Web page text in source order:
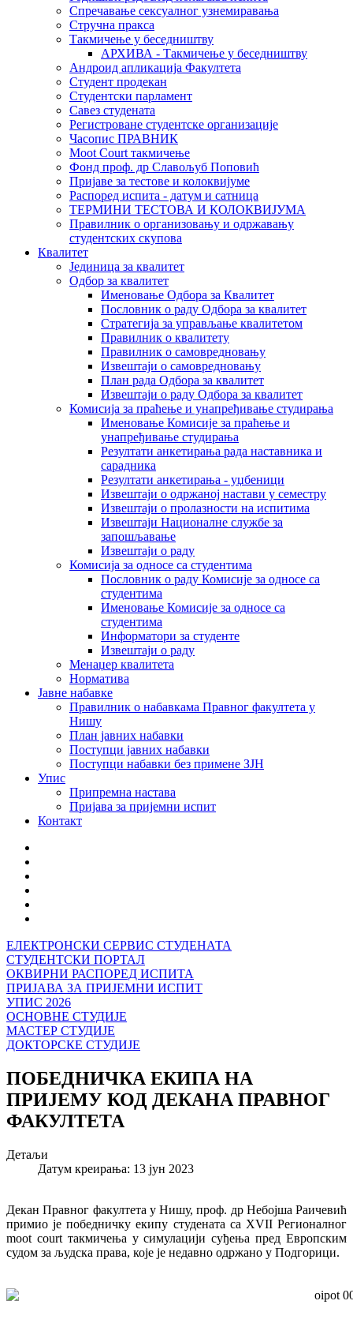
Спречавање сексуалног узнемиравања
Стручна пракса
Такмичење у беседништву
АРХИВА - Такмичење у беседништву
Андроид апликација Факултета
Студент продекан
Студентски парламент
Савез студената
Регистроване студентске организације
Часопис ПРАВНИК
Moot Court такмичење
Фонд проф. др Славољуб Поповић
Пријаве за тестове и колоквијуме
Распоред испита - датум и сатница
ТЕРМИНИ ТЕСТОВА И КОЛОКВИЈУМА
Правилник о организовању и одржавању
студентских скупова
Квалитет
Јединица за квалитет
Одбор за квалитет
Именовање Одбора за Квалитет
Пословник о раду Одбора за квалитет
Стратегија за управљање квалитетом
Правилник о квалитету
Правилник о самовредновању
Извештаји о самовредновању
План рада Одбора за квалитет
Извештаји о раду Одбора за квалитет
Комисија за праћење и унапређивање студирања
Именовање Комисије за праћење и
унапређивање студирања
Резултати анкетирања рада наставника и
сарадника
Резултати анкетирања - уџбеници
Извештаји о одржаној настави у семестру
Извештаји о пролазности на испитима
Извештаји Националне службе за
запошљавање
Извештаји о раду
Комисија за односе са студентима
Пословник о раду Комисије за односе са
студентима
Именовање Комисије за односе са
студентима
Информатори за студенте
Извештаји о раду
Менаџер квалитета
Норматива
Јавне набавке
Правилник о набавкама Правног факултета у
Нишу
План јавних набавки
Поступци јавних набавки
Поступци набавки без примене ЗЈН
Упис
Припремна настава
Пријава за пријемни испит
Контакт
ЕЛЕКТРОНСКИ СЕРВИС СТУДЕНАТА
СТУДЕНТСКИ ПОРТАЛ
ОКВИРНИ РАСПОРЕД ИСПИТА
ПРИЈАВА ЗА ПРИЈЕМНИ ИСПИТ
УПИС 2026
ОСНОВНЕ СТУДИЈЕ
МАСТЕР СТУДИЈЕ
ДОКТОРСКЕ СТУДИЈЕ
ПОБЕДНИЧКА ЕКИПА НА
ПРИЈЕМУ КОД ДЕКАНА ПРАВНОГ
ФАКУЛТЕТА
Детаљи
Датум креирања: 13 јун 2023
Декан Правног факултета у Нишу, проф. др Небојша Раичевић
примио је победничку екипу студената са XVII Регионалног
moot court такмичења у симулацији суђења пред Европским
судом за људска права, које је недавно одржано у Подгорици.